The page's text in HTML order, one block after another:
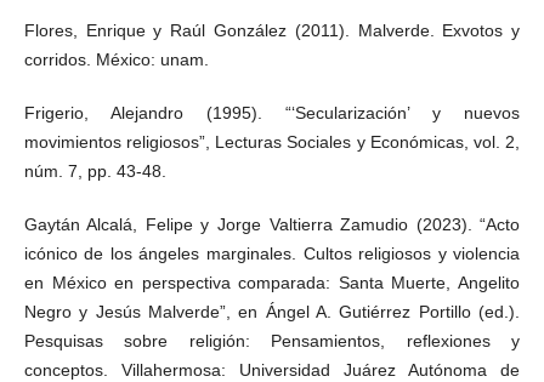
Flores, Enrique y Raúl González (2011). Malverde. Exvotos y
corridos. México: unam.
Frigerio, Alejandro (1995). “‘Secularización’ y nuevos
movimientos religiosos”, Lecturas Sociales y Económicas, vol. 2,
núm. 7, pp. 43-48.
Gaytán Alcalá, Felipe y Jorge Valtierra Zamudio (2023). “Acto
icónico de los ángeles marginales. Cultos religiosos y violencia
en México en perspectiva comparada: Santa Muerte, Angelito
Negro y Jesús Malverde”, en Ángel A. Gutiérrez Portillo (ed.).
Pesquisas sobre religión: Pensamientos, reflexiones y
conceptos. Villahermosa: Universidad Juárez Autónoma de